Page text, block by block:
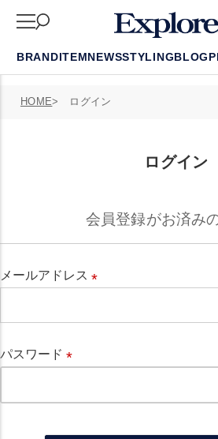
BRANDITEMNEWSSTYLINGBLOG
HOME ログイン
ログイン
会員登録がお済み
メールアドレス
パスワード
須